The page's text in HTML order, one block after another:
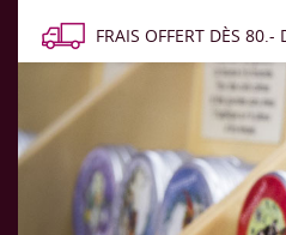
FRAIS OFFERT DÈS 80.-